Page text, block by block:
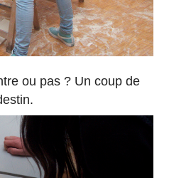
ou pas ? Un coup de